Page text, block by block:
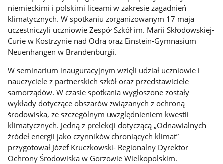
niemieckimi i polskimi liceami w zakresie zagadnień
klimatycznych. W spotkaniu zorganizowanym 17 maja
uczestniczyli uczniowie Zespół Szkół im. Marii Skłodowskiej-
Curie w Kostrzynie nad Odrą oraz Einstein-Gymnasium
Neuenhangen w Brandenburgii.
W seminarium inauguracyjnym wzięli udział uczniowie i
nauczyciele z partnerskich szkół oraz przedstawiciele
samorządów. W czasie spotkania wygłoszone zostały
wykłady dotyczące obszarów związanych z ochroną
środowiska, ze szczególnym uwzględnieniem kwestii
klimatycznych. Jedną z prelekcji dotyczącą „Odnawialnych
źródeł energii jako czynników chroniących klimat”
przygotował Józef Kruczkowski- Regionalny Dyrektor
Ochrony Środowiska w Gorzowie Wielkopolskim.